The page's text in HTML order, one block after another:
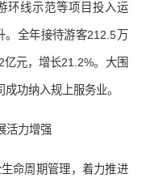
环线示范等项目投入运
。全年接待游客212.5万
元，增长21.2%。大围
功纳入规上服务业。
活力增强
命周期管理，着力推进